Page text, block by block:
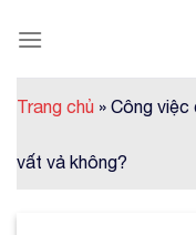
Trang chủ » Công việc
vất vả không?